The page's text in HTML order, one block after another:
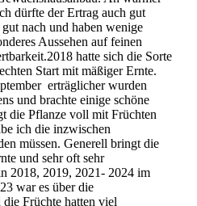
dürfte der Ertrag auch gut
nach und haben wenige
Aussehen auf feinen
hatte sich die Sorte
Start mit mäßiger Ernte.
erträglicher wurden
und brachte einige schöne
die Pflanze voll mit Früchten
ich die inzwischen
müssen. Generell bringt die
und sehr oft sehr
2018, 2019, 2021- 2024 im
war es über die
Früchte hatten viel